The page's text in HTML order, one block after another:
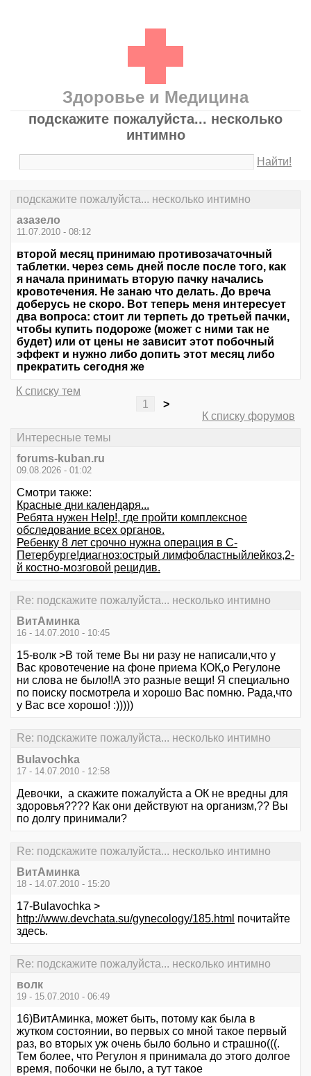
Здоровье и Медицина
подскажите пожалуйста... несколько
интимно
Найти!
подскажите пожалуйста... несколько интимно
азазело
11.07.2010 - 08:12
второй месяц принимаю противозачаточный
таблетки. через семь дней после после того, как
я начала принимать вторую пачку начались
кровотечения. Не занаю что делать. До вреча
доберусь не скоро. Вот теперь меня интересует
два вопроса: стоит ли терпеть до третьей пачки,
чтобы купить подороже (может с ними так не
будет) или от цены не зависит этот побочный
эффект и нужно либо допить этот месяц либо
прекратить сегодня же
К списку тем
1
>
К списку форумов
Интересные темы
forums-kuban.ru
09.08.2026 - 01:02
Смотри также:
Красные дни календаря...
Ребята нужен Help!, где пройти комплексное
обследование всех органов.
Ребенку 8 лет срочно нужна операция в С-
Петербурге!диагноз:острый лимфобластныйлейкоз,2-
й костно-мозговой рецидив.
Re: подскажите пожалуйста... несколько интимно
ВитАминка
16 - 14.07.2010 - 10:45
15-волк >В той теме Вы ни разу не написали,что у
Вас кровотечение на фоне приема КОК,о Регулоне
ни слова не было!!А это разные вещи! Я специально
по поиску посмотрела и хорошо Вас помню. Рада,что
у Вас все хорошо! :)))))
Re: подскажите пожалуйста... несколько интимно
Bulavochka
17 - 14.07.2010 - 12:58
Девочки, а скажите пожалуйста а ОК не вредны для
здоровья???? Как они действуют на организм,?? Вы
по долгу принимали?
Re: подскажите пожалуйста... несколько интимно
ВитАминка
18 - 14.07.2010 - 15:20
17-Bulavochka >
http://www.devchata.su/gynecology/185.html почитайте
здесь.
Re: подскажите пожалуйста... несколько интимно
волк
19 - 15.07.2010 - 06:49
16)ВитАминка, может быть, потому как была в
жутком состоянии, во первых со мной такое первый
раз, во вторых уж очень было больно и страшно(((.
Тем более, что Регулон я принимала до этого долгое
время, побочки не было, а тут такое